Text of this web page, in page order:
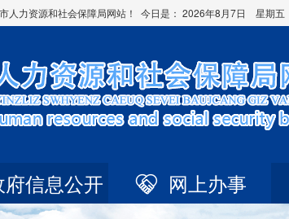
人力资源和社会保障局网站！ 今日是： 2026年8月7日 星期五
府信息公开 网上办事